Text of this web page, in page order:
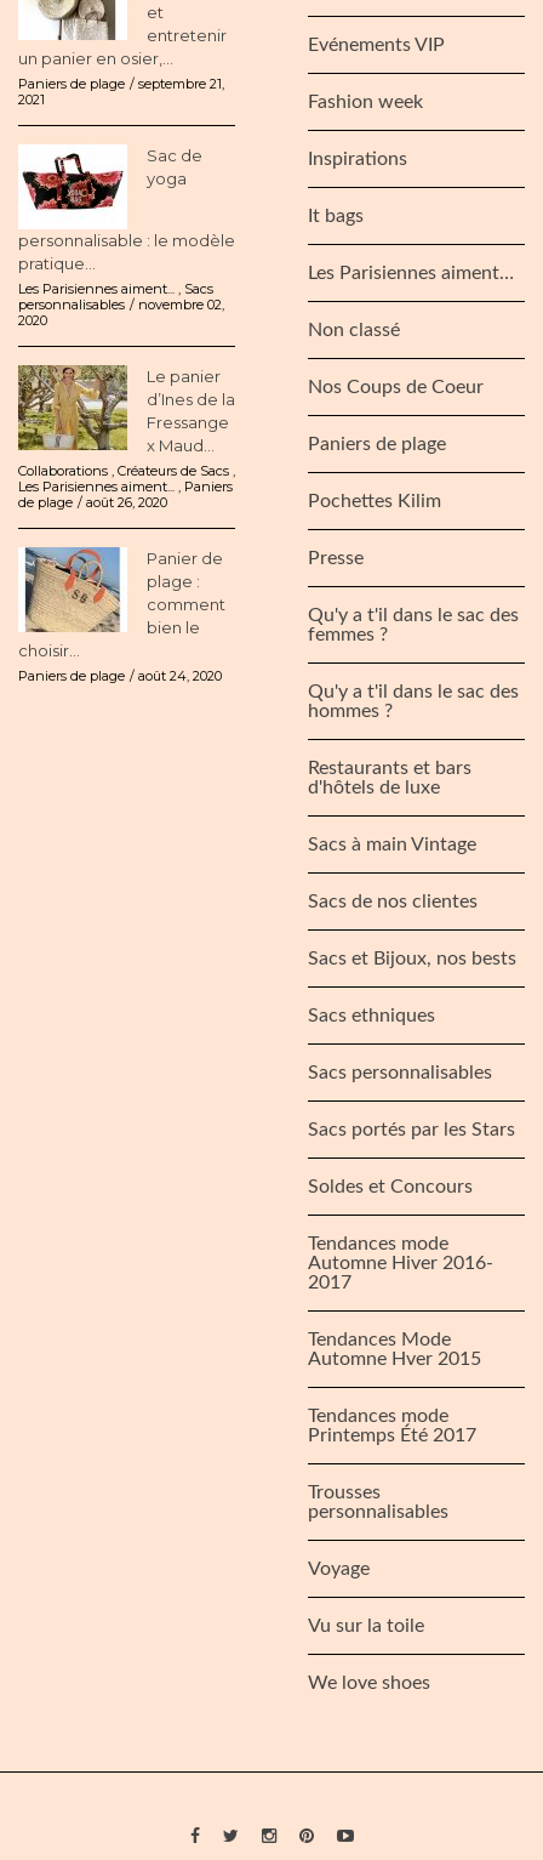
et
entretenir
un panier en osier,...
Paniers de plage
septembre 21,
2021
Sac de
yoga
personnalisable : le modèle
pratique...
Les Parisiennes aiment...
Sacs
personnalisables
novembre 02,
2020
Le panier
d’Ines de la
Fressange
x Maud...
Collaborations Créateurs de Sacs
Les Parisiennes aiment...
Paniers
de plage
août 26, 2020
Panier de
plage :
comment
bien le
choisir...
Paniers de plage août 24, 2020
Evénements VIP
Fashion week
Inspirations
It bags
Les Parisiennes aiment…
Non classé
Nos Coups de Coeur
Paniers de plage
Pochettes Kilim
Presse
Qu'y a t'il dans le sac des
femmes ?
Qu'y a t'il dans le sac des
hommes ?
Restaurants et bars
d'hôtels de luxe
Sacs à main Vintage
Sacs de nos clientes
Sacs et Bijoux, nos bests
Sacs ethniques
Sacs personnalisables
Sacs portés par les Stars
Soldes et Concours
Tendances mode
Automne Hiver 2016-
2017
Tendances Mode
Automne Hver 2015
Tendances mode
Printemps Été 2017
Trousses
personnalisables
Voyage
Vu sur la toile
We love shoes